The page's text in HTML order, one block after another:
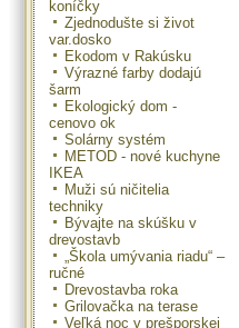
koníčky
Zjednodušte si život
var.dosko
Ekodom v Rakúsku
Výrazné farby dodajú
šarm
Ekologický dom -
cenovo ok
Solárny systém
METOD - nové kuchyne
IKEA
Muži sú ničitelia
techniky
Bývajte na skúšku v
drevostavb
„Škola umývania riadu“ –
ručné
Drevostavba roka
Grilovačka na terase
Veľká noc v prešporskej